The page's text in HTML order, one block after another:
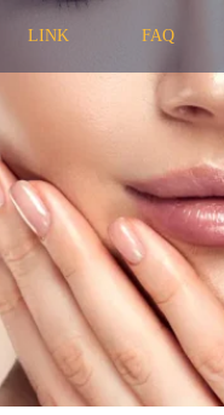
LINK FAQ